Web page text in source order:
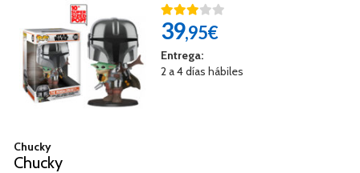
39,95€
Entrega:
2 a 4 días hábiles
Chucky
Chucky